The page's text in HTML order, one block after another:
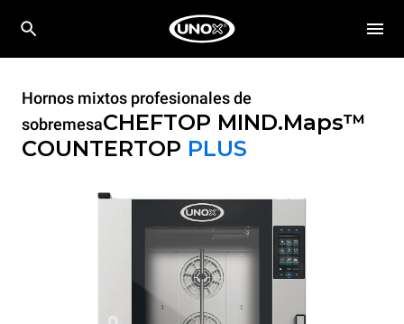
Hornos mixtos profesionales de
sobremesaCHEFTOP MIND.Maps™
COUNTERTOP PLUS